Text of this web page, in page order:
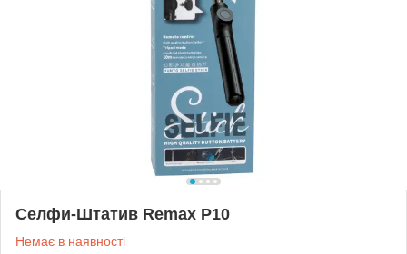
Селфи-Штатив Remax P10
Немає в наявності